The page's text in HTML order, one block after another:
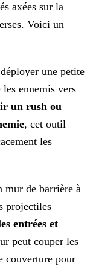
axées sur la
Voici un
une petite
ennemis vers
un rush ou
, cet outil
les
mur de barrière à
projectiles
entrées et
peut couper les
couverture pour